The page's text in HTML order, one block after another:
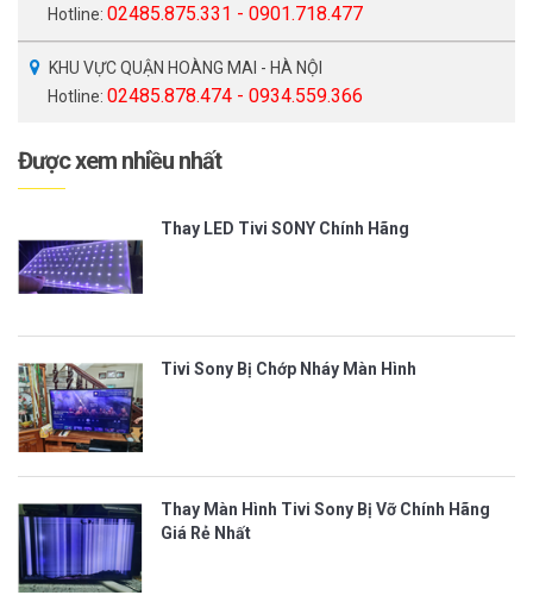
Hotline: 02485.875.331 - 0901.718.477
KHU VỰC QUẬN HOÀNG MAI - HÀ NỘI
Hotline: 02485.878.474 - 0934.559.366
Được xem nhiều nhất
Thay LED Tivi SONY Chính Hãng
Tivi Sony Bị Chớp Nháy Màn Hình
Thay Màn Hình Tivi Sony Bị Vỡ Chính Hãng
Giá Rẻ Nhất